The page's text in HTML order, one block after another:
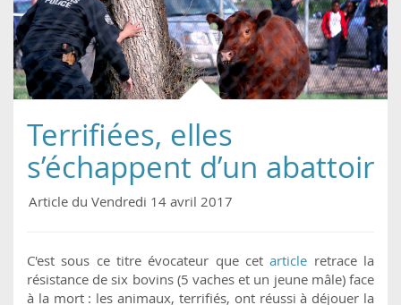
Terrifiées, elles
s’échappent d’un abattoir
Article du Vendredi 14 avril 2017
C'est sous ce titre évocateur que cetarticle retrace la
résistance de six bovins (5 vaches et un jeune mâle) face
à la mort : les animaux, terrifiés, ont réussi à déjouer la